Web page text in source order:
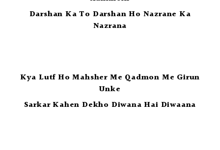
Darshan Ka To Darshan Ho Nazrane Ka
Nazrana
Kya Lutf Ho Mahsher Me Qadmon Me Girun
Unke
Sarkar Kahen Dekho Diwana Hai Diwaana